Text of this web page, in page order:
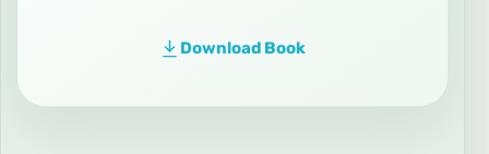
Download Book